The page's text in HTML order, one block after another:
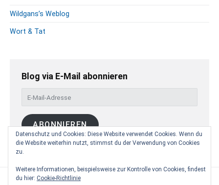
Wildgans’s Weblog
Wort & Tat
Blog via E-Mail abonnieren
M
a
i
l
A
d
ABONNIEREN
Datenschutz und Cookies: Diese Website verwendet Cookies. Wenn du
die Website weiterhin nutzt, stimmst du der Verwendung von Cookies
zu.
Weitere Informationen, beispielsweise zur Kontrolle von Cookies, findest
du hier: Cookie-Richtlinie